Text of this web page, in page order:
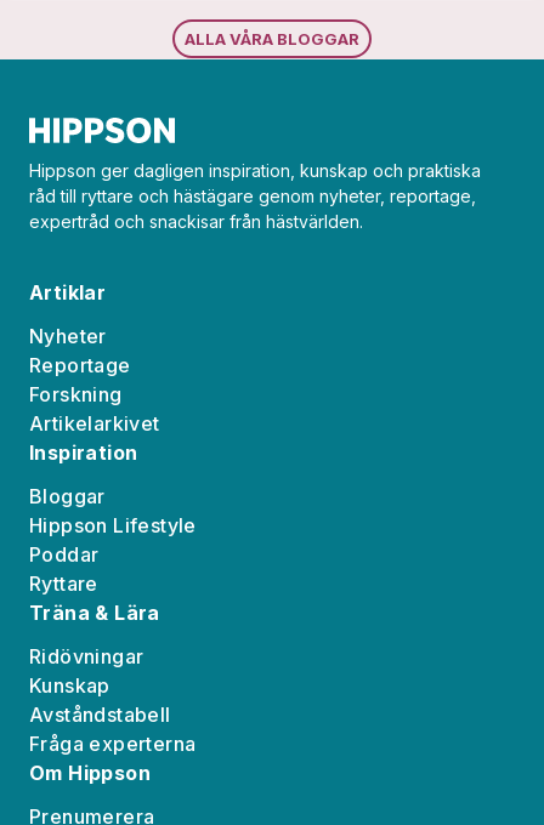
ALLA VÅRA BLOGGAR
Hippson ger dagligen inspiration, kunskap och praktiska
råd till ryttare och hästägare genom nyheter, reportage,
expertråd och snackisar från hästvärlden.
Artiklar
Nyheter
Reportage
Forskning
Artikelarkivet
Inspiration
Bloggar
Hippson Lifestyle
Poddar
Ryttare
Träna & Lära
Ridövningar
Kunskap
Avståndstabell
Fråga experterna
Om Hippson
Prenumerera